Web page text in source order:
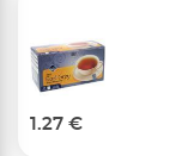
1.27 €